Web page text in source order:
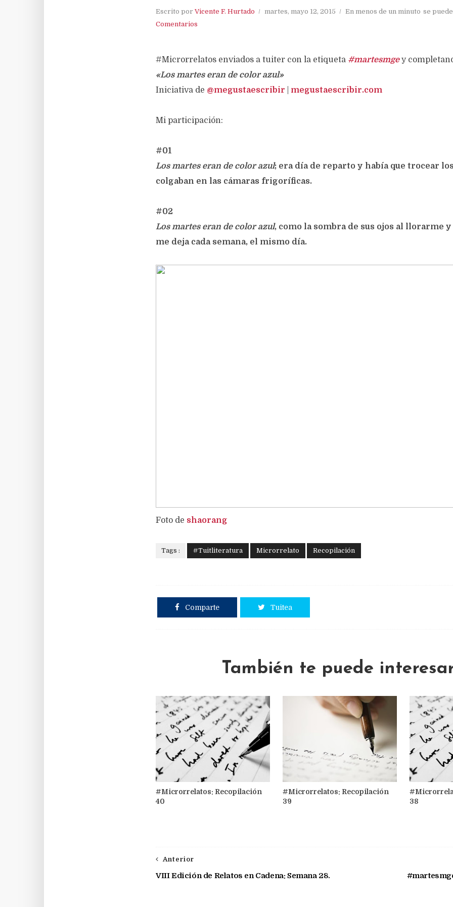
Escrito por Vicente F. Hurtado martes, mayo 12, 2015 En menos de un minuto se
Comentarios
#Microrrelatos enviados a tuiter con la etiqueta #martesmgey
«Los martes eran de color azul»
Iniciativa de @megustaescribir megustaescribir.com
Mi participación:
#01
Los martes eran de color azul; era día de reparto y había que trocear
colgaban en las cámaras frigoríficas.
#02
Los martes eran de color azul, como la sombra de sus ojos al llorarme
me deja cada semana, el mismo día.
Foto de shaorang
Tags : #Tuitliteratura Microrrelato Recopilación
Comparte Tuitea
También te puede
#Microrrelatos: Recopilación
40
#Microrrelatos: Recopilación
39
38
Anterior
VIII Edición de Relatos en Cadena: Semana 28.